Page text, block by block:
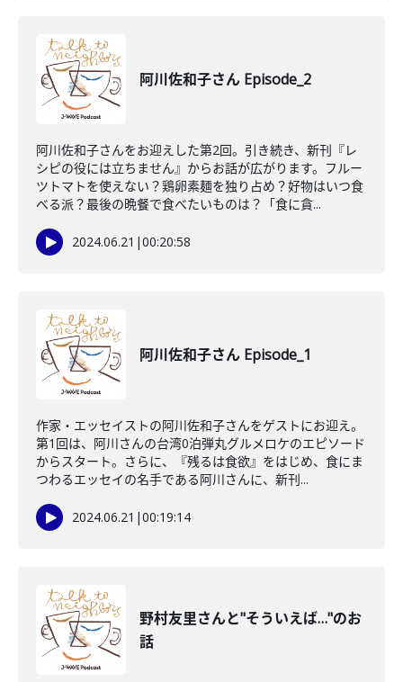
阿川佐和子さん Episode_2
阿川佐和子さんをお迎えした第2回。引き続き、新刊『レ
シピの役には立ちません』からお話が広がります。フルー
ツトマトを使えない？鶏卵素麺を独り占め？好物はいつ食
べる派？最後の晩餐で食べたいものは？「食に貪...
2024.06.21 |00:20:58
阿川佐和子さん Episode_1
作家・エッセイストの阿川佐和子さんをゲストにお迎え。
第1回は、阿川さんの台湾0泊弾丸グルメロケのエピソード
からスタート。さらに、『残るは食欲』をはじめ、食にま
つわるエッセイの名手である阿川さんに、新刊...
2024.06.21 |00:19:14
野村友里さんと"そういえば…"のお
話